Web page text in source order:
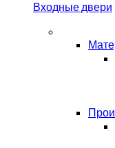
Входные двери